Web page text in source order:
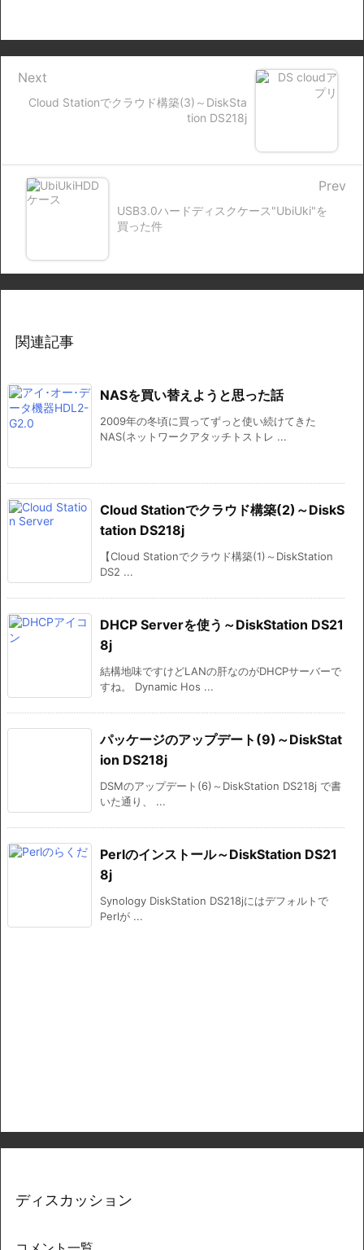
Cloud Stationでクラウド構築(3)～DiskSta
tion DS218j
Next
USB3.0ハードディスクケース"UbiUki"を
買った件
Prev
関連記事
NASを買い替えようと思った話
2009年の冬頃に買ってずっと使い続けてきた
NAS(ネットワークアタッチトストレ ...
Cloud Stationでクラウド構築(2)～DiskS
tation DS218j
【Cloud Stationでクラウド構築(1)～DiskStation
DS2 ...
DHCP Serverを使う～DiskStation DS21
8j
結構地味ですけどLANの肝なのがDHCPサーバーで
すね。 Dynamic Hos ...
パッケージのアップデート(9)～DiskStat
ion DS218j
DSMのアップデート(6)～DiskStation DS218j で書
いた通り、 ...
Perlのインストール～DiskStation DS21
8j
Synology DiskStation DS218jにはデフォルトで
Perlが ...
ディスカッション